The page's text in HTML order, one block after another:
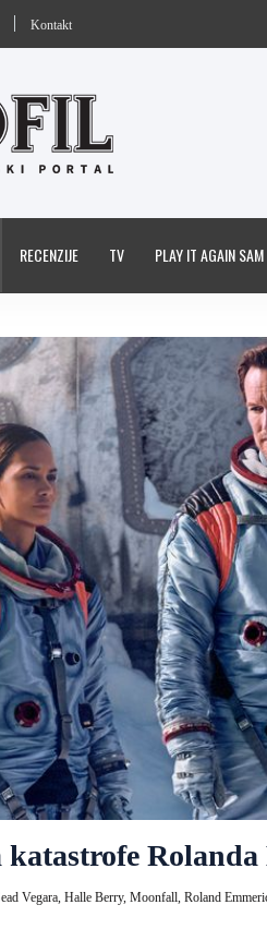
Kontakt
RECENZIJE TV PLAY IT AGAIN SAM
Vegara, Halle Berry, Moonfall, Roland